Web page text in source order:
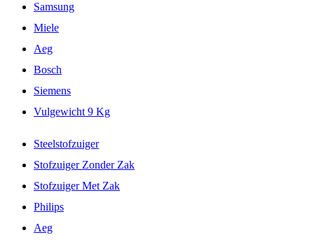
Samsung
Miele
Aeg
Bosch
Siemens
Vulgewicht 9 Kg
Steelstofzuiger
Stofzuiger Zonder Zak
Stofzuiger Met Zak
Philips
Aeg